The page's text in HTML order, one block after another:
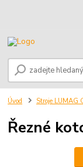
Úvod Stroje LUMAG
Řezné